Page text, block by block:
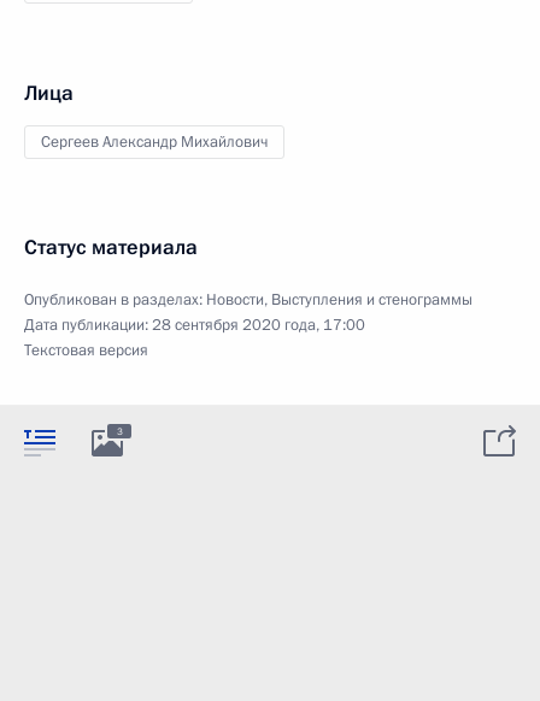
Лица
Сергеев Александр Михайлович
Статус материала
Опубликован в разделах: Новости, Выступления и стенограммы
Дата публикации:28 сентября 2020 года, 17:00
Текстовая версия
3